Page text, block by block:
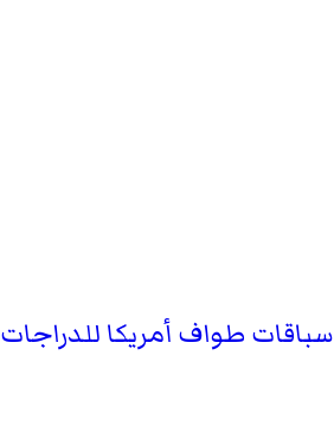
سباقات طواف أمريكا للدراجات